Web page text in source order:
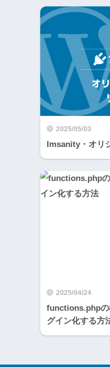
2025/05/03
Imsanity・オリ
2025/04/24
functions.phpの
グイン化する方